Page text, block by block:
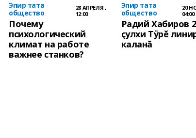
Эпир тата
общество
28 АПРЕЛЯ ,
12:00
Почему
психологический
климат на работе
важнее станков?
Эпир тата
общество
20
04:00
Радий Хабиров
çулхи Тÿрĕ
каланă